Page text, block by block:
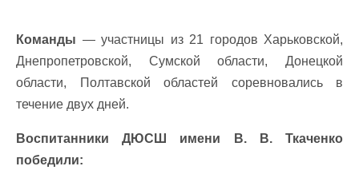
Команды — участницы из 21 городов Харьковской,
Днепропетровской, Сумской области, Донецкой
области, Полтавской областей соревновались в
течение двух дней.
Воспитанники ДЮСШ имени В. В. Ткаченко
победили: